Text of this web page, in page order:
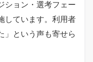
ション・選考フェー
しています。利用者
」という声も寄せら